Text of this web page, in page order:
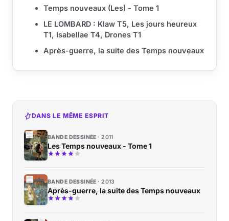
Temps nouveaux (Les) - Tome 1
LE LOMBARD : Klaw T5, Les jours heureux
T1, Isabellae T4, Drones T1
Après-guerre, la suite des Temps nouveaux
DANS LE MÊME ESPRIT
BANDE DESSINÉE 2011
Les Temps nouveaux - Tome 1
BANDE DESSINÉE 2013
Après-guerre, la suite des Temps nouveaux